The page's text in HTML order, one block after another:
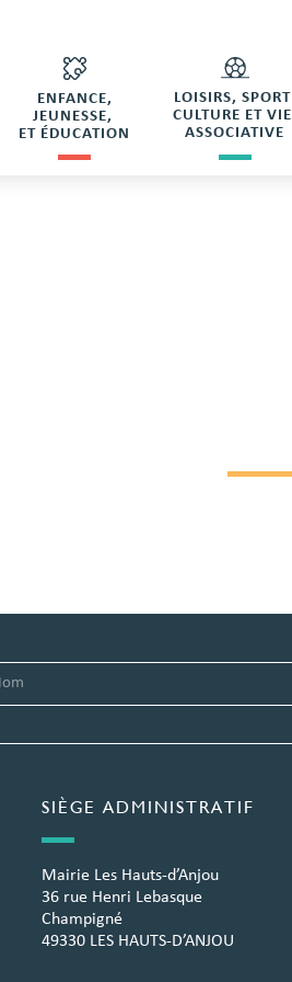
ENFANCE,
JEUNESSE,
ET ÉDUCATION
LOISIRS, SPORT
CULTURE ET VIE
ASSOCIATIVE
SIÈGE ADMINISTRATIF
Mairie Les Hauts-d’Anjou
36 rue Henri Lebasque
Champigné
49330 LES HAUTS-D’ANJOU